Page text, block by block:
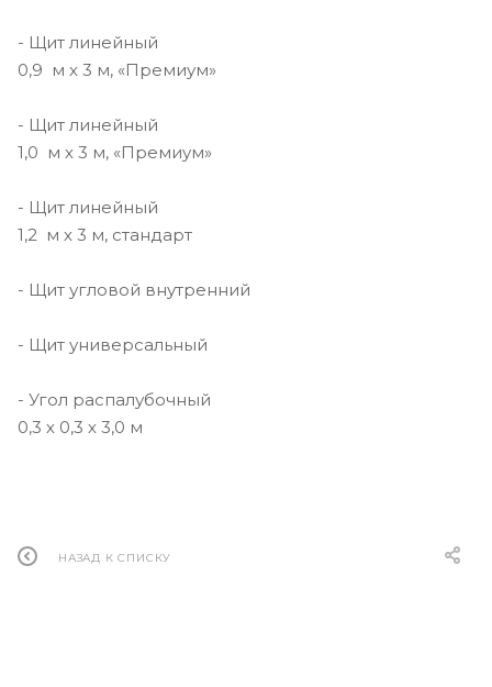
- Щит линейный
0,9 м х 3 м, «Премиум»
- Щит линейный
1,0 м х 3 м, «Премиум»
- Щит линейный
1,2 м х 3 м, стандарт
- Щит угловой внутренний
- Щит универсальный
- Угол распалубочный
0,3 х 0,3 х 3,0 м
НАЗАД К СПИСКУ